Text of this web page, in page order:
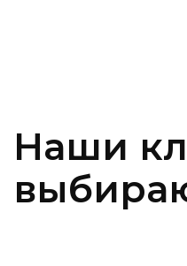
Написать в MAX